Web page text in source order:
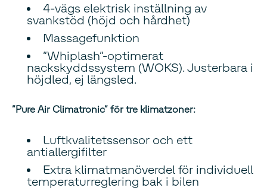
4-vägs elektrisk inställning av
svankstöd (höjd och hårdhet)
Massagefunktion
”Whiplash”-optimerat
nackskyddssystem (WOKS). Justerbara i
höjdled, ej längsled.
”Pure Air Climatronic” för tre klimatzoner:
Luftkvalitetssensor och ett
antiallergifilter
Extra klimatmanöverdel för individuell
temperaturreglering bak i bilen